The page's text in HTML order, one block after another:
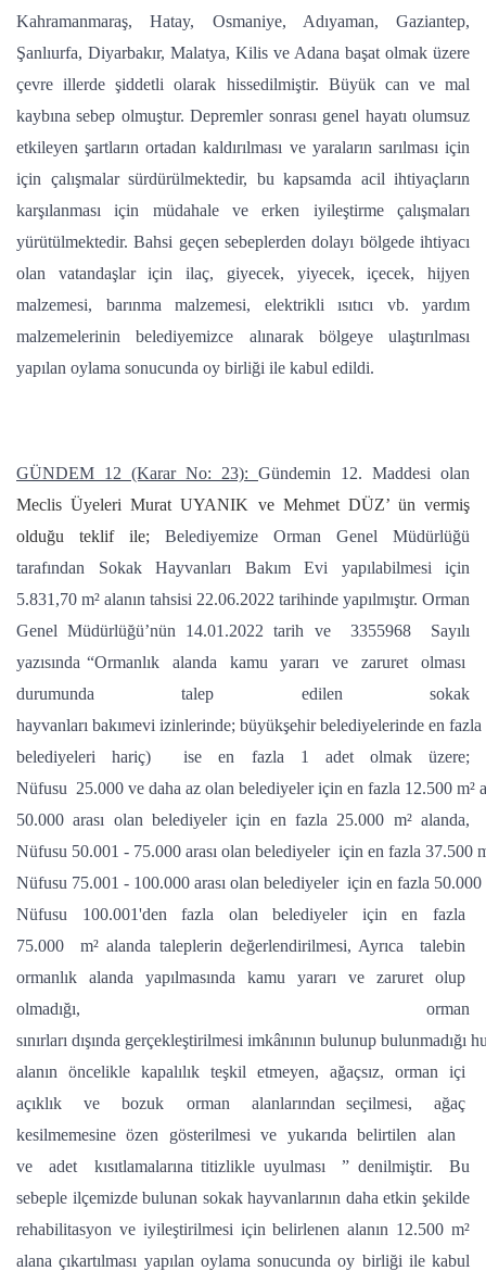
Kahramanmaraş, Hatay, Osmaniye, Adıyaman, Gaziantep,
Şanlıurfa, Diyarbakır, Malatya, Kilis ve Adana başat olmak üzere
çevre illerde şiddetli olarak hissedilmiştir. Büyük can ve mal
kaybına sebep olmuştur. Depremler sonrası genel hayatı olumsuz
etkileyen şartların ortadan kaldırılması ve yaraların sarılması için
için çalışmalar sürdürülmektedir, bu kapsamda acil ihtiyaçların
karşılanması için müdahale ve erken iyileştirme çalışmaları
yürütülmektedir. Bahsi geçen sebeplerden dolayı bölgede ihtiyacı
olan vatandaşlar için ilaç, giyecek, yiyecek, içecek, hijyen
malzemesi, barınma malzemesi, elektrikli ısıtıcı vb. yardım
malzemelerinin belediyemizce alınarak bölgeye ulaştırılması
yapılan oylama sonucunda oy birliği ile kabul edildi.
GÜNDEM 12 (Karar No: 23): Gündemin 12. Maddesi olan
Meclis Üyeleri Murat UYANIK ve Mehmet DÜZ’ ün vermiş
olduğu teklif ile; Belediyemize Orman Genel Müdürlüğü
tarafından Sokak Hayvanları Bakım Evi yapılabilmesi için
5.831,70 m² alanın tahsisi 22.06.2022 tarihinde yapılmıştır. Orman
Genel Müdürlüğü’nün 14.01.2022 tarih ve 3355968 Sayılı
yazısında “Ormanlık alanda kamu yararı ve zaruret olması
durumunda talep edilen sokak
hayvanları bakımevi izinlerinde; büyükşehir belediyelerinde en
belediyeleri hariç) ise en fazla 1 adet olmak üzere;
Nüfusu 25.000 ve daha az olan belediyeler için en fazla 12.500 m²
50.000 arası olan belediyeler için en fazla 25.000 m² alanda,
Nüfusu 50.001 - 75.000 arası olan belediyeler için en fazla 37.500
Nüfusu 75.001 - 100.000 arası olan belediyeler için en fazla 50.000
Nüfusu 100.001'den fazla olan belediyeler için en fazla
75.000 m² alanda taleplerin değerlendirilmesi, Ayrıca talebin
ormanlık alanda yapılmasında kamu yararı ve zaruret olup
olmadığı, orman
sınırları dışında gerçekleştirilmesi imkânının bulunup bulunmadığı
alanın öncelikle kapalılık teşkil etmeyen, ağaçsız, orman içi
açıklık ve bozuk orman alanlarından seçilmesi, ağaç
kesilmemesine özen gösterilmesi ve yukarıda belirtilen alan
ve adet kısıtlamalarına titizlikle uyulması ” denilmiştir. Bu
sebeple ilçemizde bulunan sokak hayvanlarının daha etkin şekilde
rehabilitasyon ve iyileştirilmesi için belirlenen alanın 12.500 m²
alana çıkartılması yapılan oylama sonucunda oy birliği ile kabul